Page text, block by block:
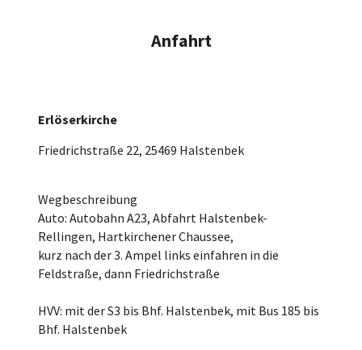
Anfahrt
Erlöserkirche
Friedrichstraße 22, 25469 Halstenbek
Wegbeschreibung
Auto: Autobahn A23, Abfahrt Halstenbek-
Rellingen, Hartkirchener Chaussee,
kurz nach der 3. Ampel links einfahren in die
Feldstraße, dann Friedrichstraße
HVV: mit der S3 bis Bhf. Halstenbek, mit Bus 185 bis
Bhf. Halstenbek